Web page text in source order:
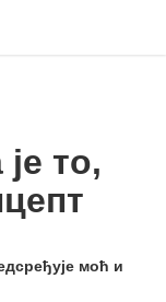
то,
моћ и